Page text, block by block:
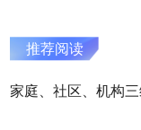
推荐阅读